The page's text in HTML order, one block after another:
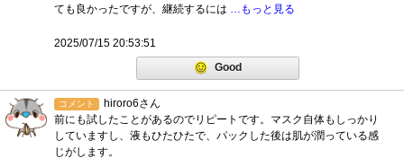
ても良かったですが、継続するには …もっと見る
2025/07/15 20:53:51
Good
コメント
hiroro6さん
前にも試したことがあるのでリピートです。マスク自体もしっかり
していますし、液もひたひたで、パックした後は肌が潤っている感
じがします。